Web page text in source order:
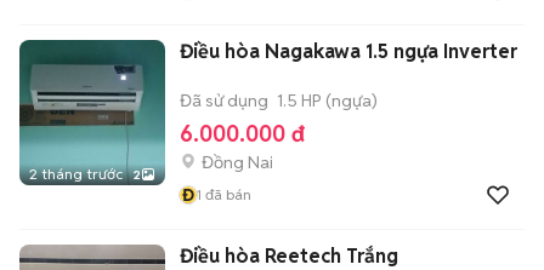
2 tháng trước 2
Điều hòa Nagakawa 1.5 ngựa Inverter
Đã sử dụng 1.5 HP (ngựa)
6.000.000 đ
Đồng Nai
Đ1 đã bán
Điều hòa Reetech Trắng